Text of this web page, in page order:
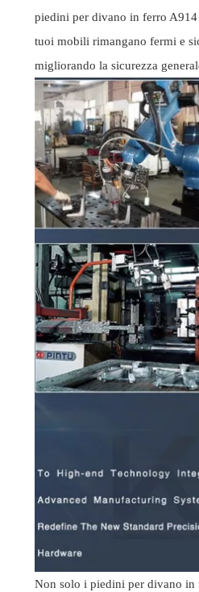
piedini per divano in ferro
tuoi mobili rimangano fermi e
migliorando la sicurezza
Non solo i piedini per divano in